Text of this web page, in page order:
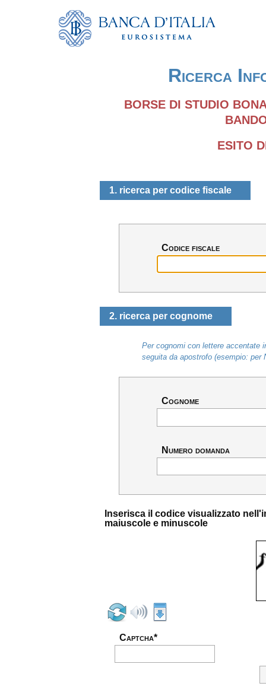
Ricerca
BORSE DI STUDIO
ESITO
1. ricerca per codice fiscale
Codice fiscale
2. ricerca per cognome
Per cognomi con lettere accentate
seguita da apostrofo (esempio: per
Cognome
Numero domanda
Inserisca il codice visualizzato
maiuscole e minuscole
Captcha*